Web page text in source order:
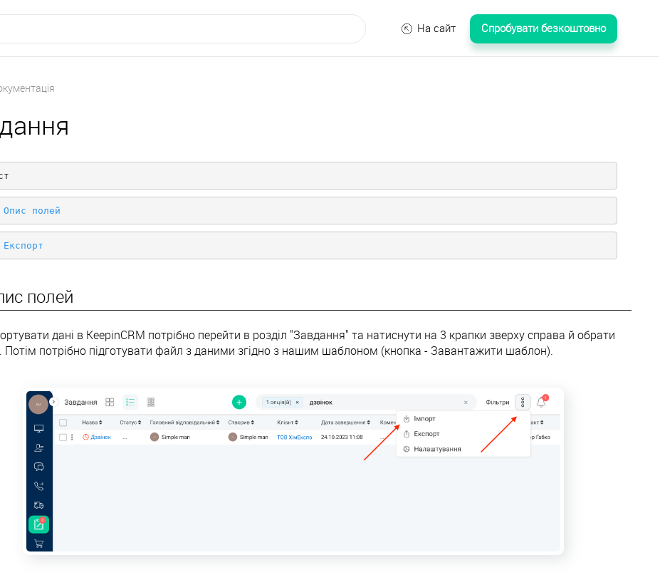
На сайт Спробувати безкоштовно
полей
полей
дані в KeepinCRM потрібно перейти в розділ "Завдання" та натиснути на 3 крапки зверху справа й обрати
Потім потрібно підготувати файл з даними згідно з нашим шаблоном (кнопка - Завантажити шаблон).